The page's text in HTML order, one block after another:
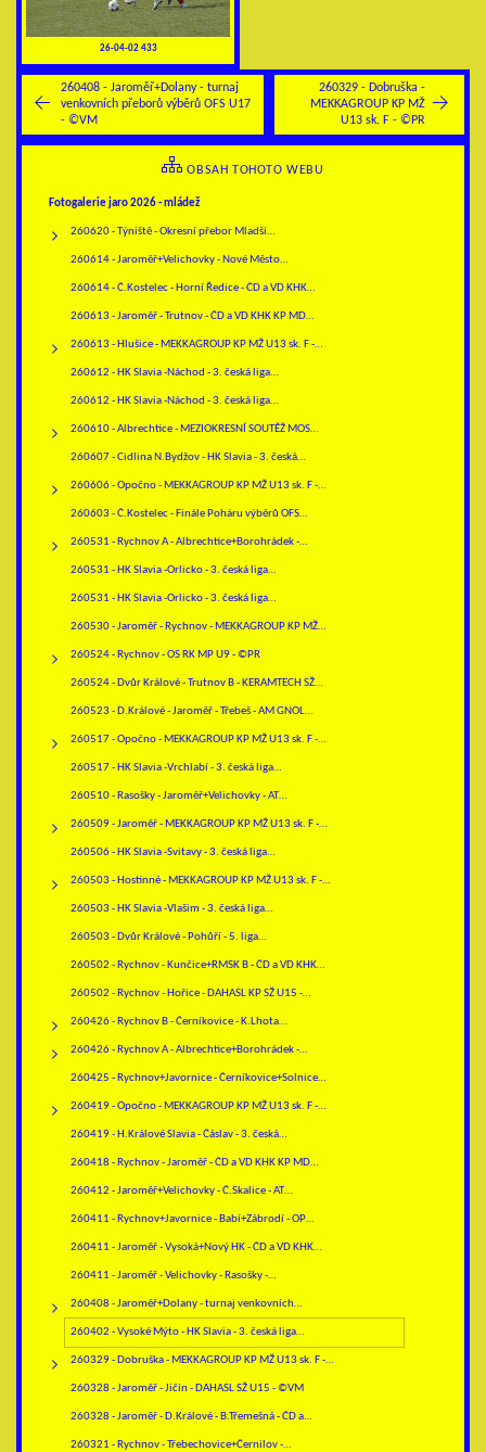
26-04-02 433
260408 - Jaroměř+Dolany - turnaj
venkovních přeborů výběrů OFS U17
- ©VM
260329 - Dobruška -
MEKKAGROUP KP MŽ
U13 sk. F - ©PR
OBSAH TOHOTO WEBU
Fotogalerie jaro 2026 - mládež
260620 - Týniště - Okresní přebor Mladší…
260614 - Jaroměř+Velichovky - Nové Město…
260614 - Č.Kostelec - Horní Ředice - ČD a VD KHK…
260613 - Jaroměř - Trutnov - ČD a VD KHK KP MD…
260613 - Hlušice - MEKKAGROUP KP MŽ U13 sk. F -…
260612 - HK Slavia -Náchod - 3. česká liga…
260612 - HK Slavia -Náchod - 3. česká liga…
260610 - Albrechtice - MEZIOKRESNÍ SOUTĚŽ MOS…
260607 - Cidlina N.Bydžov - HK Slavia - 3. česká…
260606 - Opočno - MEKKAGROUP KP MŽ U13 sk. F -…
260603 - Č.Kostelec - Finále Poháru výběrů OFS…
260531 - Rychnov A - Albrechtice+Borohrádek -…
260531 - HK Slavia -Orlicko - 3. česká liga…
260531 - HK Slavia -Orlicko - 3. česká liga…
260530 - Jaroměř - Rychnov - MEKKAGROUP KP MŽ…
260524 - Rychnov - OS RK MP U9 - ©PR
260524 - Dvůr Králové - Trutnov B - KERAMTECH SŽ…
260523 - D.Králové - Jaroměř - Třebeš - AM GNOL…
260517 - Opočno - MEKKAGROUP KP MŽ U13 sk. F -…
260517 - HK Slavia -Vrchlabí - 3. česká liga…
260510 - Rasošky - Jaroměř+Velichovky - AT…
260509 - Jaroměř - MEKKAGROUP KP MŽ U13 sk. F -…
260506 - HK Slavia -Svitavy - 3. česká liga…
260503 - Hostinné - MEKKAGROUP KP MŽ U13 sk. F -…
260503 - HK Slavia -Vlašim - 3. česká liga…
260503 - Dvůr Králové - Pohůří - 5. liga…
260502 - Rychnov - Kunčice+RMSK B - ČD a VD KHK…
260502 - Rychnov - Hořice - DAHASL KP SŽ U15 -…
260426 - Rychnov B - Černíkovice - K.Lhota…
260426 - Rychnov A - Albrechtice+Borohrádek -…
260425 - Rychnov+Javornice - Černíkovice+Solnice…
260419 - Opočno - MEKKAGROUP KP MŽ U13 sk. F -…
260419 - H.Králové Slavia - Čáslav - 3. česká…
260418 - Rychnov - Jaroměř - ČD a VD KHK KP MD…
260412 - Jaroměř+Velichovky - Č.Skalice - AT…
260411 - Rychnov+Javornice - Babí+Zábrodí - OP…
260411 - Jaroměř - Vysoká+Nový HK - ČD a VD KHK…
260411 - Jaroměř - Velichovky - Rasošky -…
260408 - Jaroměř+Dolany - turnaj venkovních…
260402 - Vysoké Mýto - HK Slavia - 3. česká liga…
260329 - Dobruška - MEKKAGROUP KP MŽ U13 sk. F -…
260328 - Jaroměř - Jičín - DAHASL SŽ U15 - ©VM
260328 - Jaroměř - D.Králové - B.Třemešná - ČD a…
260321 - Rychnov - Třebechovice+Černilov -…